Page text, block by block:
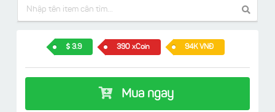
3.9 390 xCoin 94K VNĐ
Mua ngay